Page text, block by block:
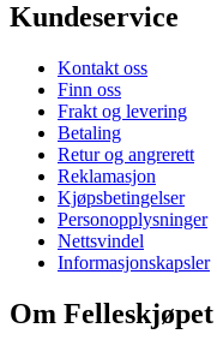
Kundeservice
Kontakt oss
Finn oss
Frakt og levering
Betaling
Retur og angrerett
Reklamasjon
Kjøpsbetingelser
Personopplysninger
Nettsvindel
Informasjonskapsler
Om Felleskjøpet